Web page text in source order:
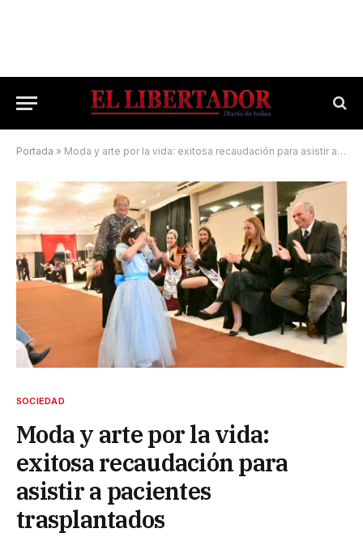
Portada » Moda y arte por la vida: exitosa recaudación para asistir a pacientes trasplantados
SOCIEDAD
Moda y arte por la vida:
exitosa recaudación para
asistir a pacientes
trasplantados